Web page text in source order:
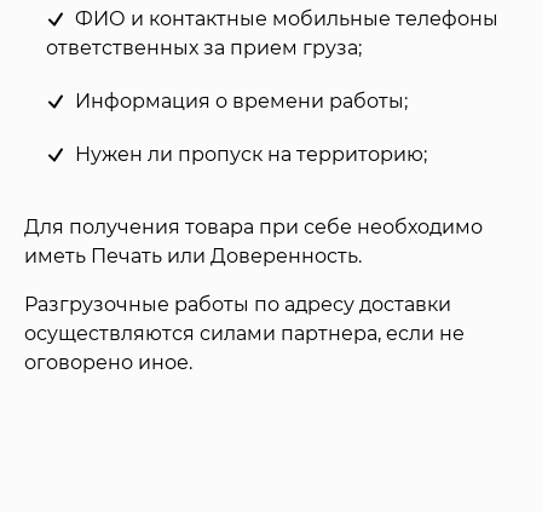
ФИО и контактные мобильные телефоны
ответственных за прием груза;
Информация о времени работы;
Нужен ли пропуск на территорию;
Для получения товара при себе необходимо
иметь Печать или Доверенность.
Разгрузочные работы по адресу доставки
осуществляются силами партнера, если не
оговорено иное.